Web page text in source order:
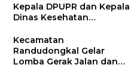
Kepala DPUPR dan Kepala
Dinas Kesehatan
Kecamatan
Randudongkal Gelar
Lomba Gerak Jalan dan